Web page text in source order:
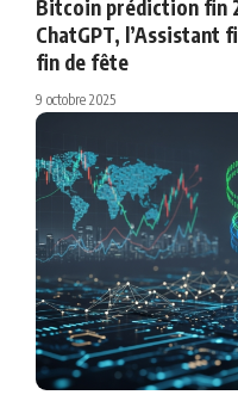
Bitcoin prédiction fin
ChatGPT, l’Assistant
fin de fête
9 octobre 2025